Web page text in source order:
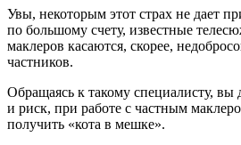
Увы, некоторым этот страх не дает
по большому счету, известные
маклеров касаются, скорее,
частников.
Обращаясь к такому специалисту, вы
и риск, при работе с частным
получить «кота в мешке».